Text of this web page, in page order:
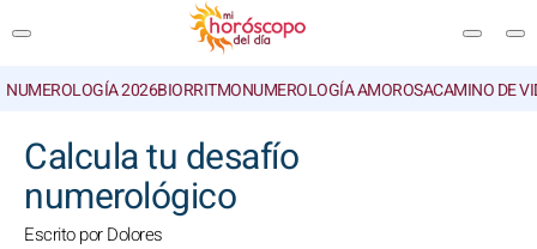
NUMEROLOGÍA 2026BIORRITMONUMEROLOGÍA AMOROSACAMINO DE
Calcula tu desafío
numerológico
Escrito por Dolores